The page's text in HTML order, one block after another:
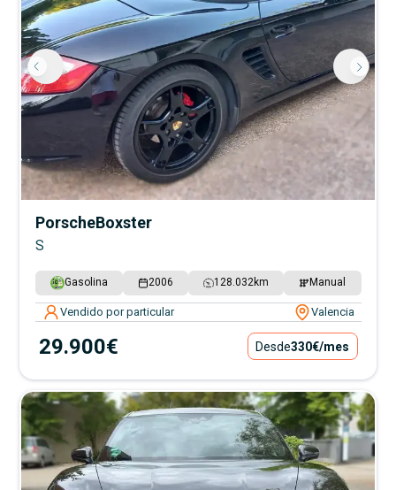
PorscheBoxster
S
Gasolina 2006 128.032km Manual
Vendido por particular Valencia
29.900€ Desde330€/mes